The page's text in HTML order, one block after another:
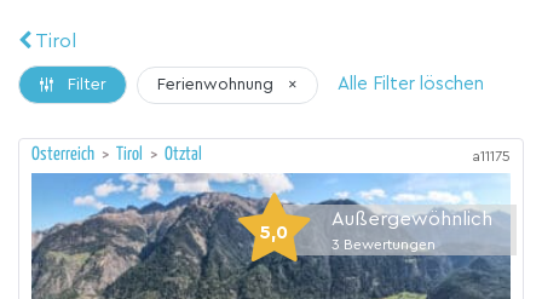
Tirol
Filter Ferienwohnung × Alle Filter löschen
Österreich > Tirol > Ötztal a11175
5,0
Außergewöhnlich
3 Bewertungen